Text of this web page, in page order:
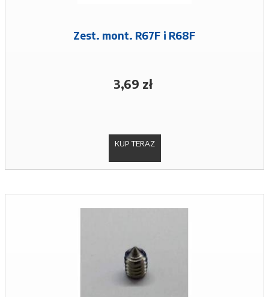
Zest. mont. R67F i R68F
3,69 zł
KUP TERAZ